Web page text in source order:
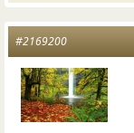
#2169200